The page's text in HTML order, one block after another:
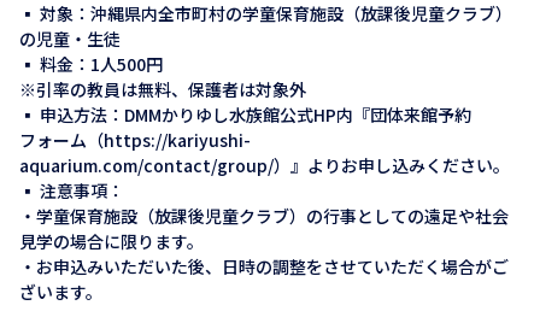
▪ 対象：沖縄県内全市町村の学童保育施設（放課後児童クラブ）
の児童・生徒
▪ 料金：1人500円
※引率の教員は無料、保護者は対象外
▪ 申込方法：DMMかりゆし水族館公式HP内『団体来館予約
フォーム（https://kariyushi-
aquarium.com/contact/group/）』よりお申し込みください。
▪ 注意事項：
・学童保育施設（放課後児童クラブ）の行事としての遠足や社会
見学の場合に限ります。
・お申込みいただいた後、日時の調整をさせていただく場合がご
ざいます。